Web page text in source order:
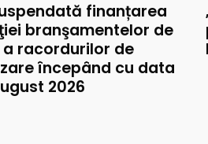
finanțarea
branşamentelor de
a racordurilor de
începând cu data
2026